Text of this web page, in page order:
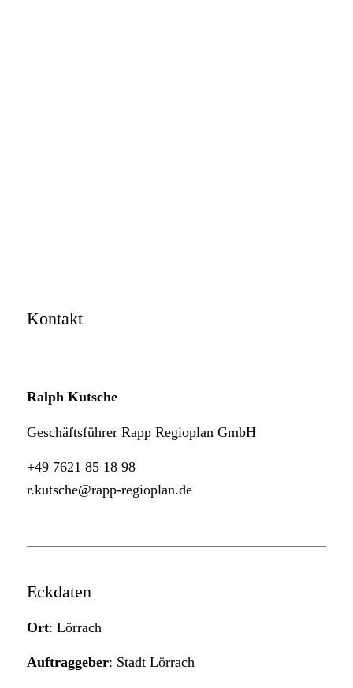
Kontakt
Ralph Kutsche
Geschäftsführer Rapp Regioplan GmbH
+49 7621 85 18 98
r.kutsche@rapp-regioplan.de
Eckdaten
Ort: Lörrach
Auftraggeber: Stadt Lörrach